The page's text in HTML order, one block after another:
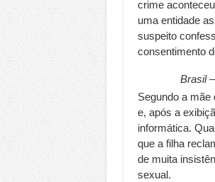
O
crime
uma entidade
suspeito
consentimento
Brasil
Segundo a mãe
e, após a
informática.
que a filha
de muita
sexual.